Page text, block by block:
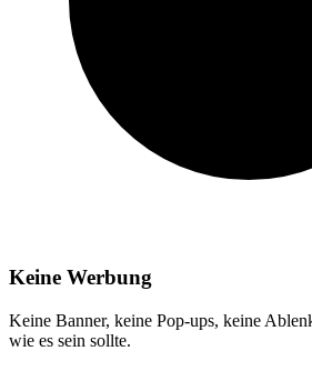
Keine Werbung
Keine Banner, keine Pop-ups, keine
wie es sein sollte.